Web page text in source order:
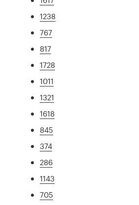
1238
767
817
1728
1011
1321
1618
845
374
286
1143
705